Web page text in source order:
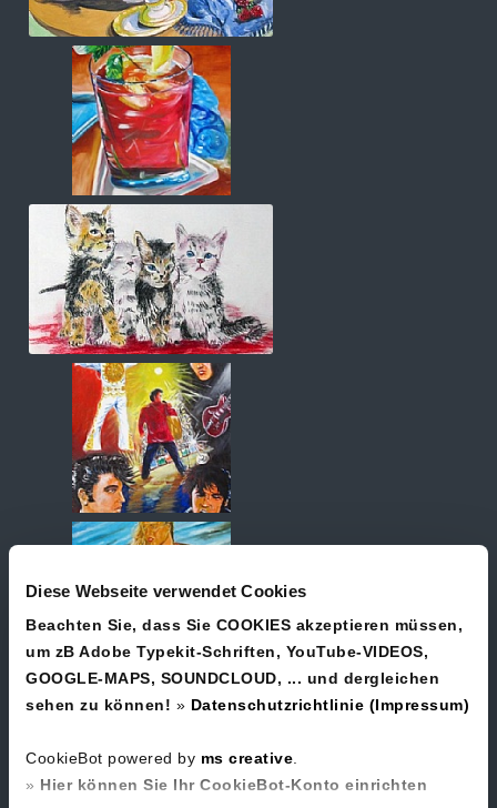
Diese Webseite verwendet Cookies
Beachten Sie, dass Sie COOKIES akzeptieren müssen,
um zB Adobe Typekit-Schriften, YouTube-VIDEOS,
GOOGLE-MAPS, SOUNDCLOUD, ... und dergleichen
sehen zu können! » Datenschutzrichtlinie (Impressum)
CookieBot powered by ms creative.
» Hier können Sie Ihr CookieBot-Konto einrichten